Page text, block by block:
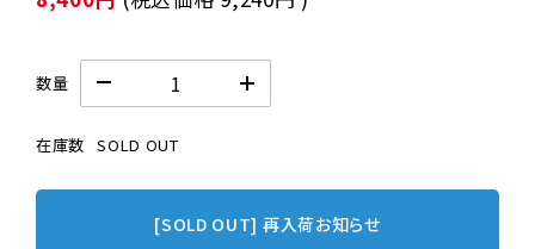
数量
在庫数 SOLD OUT
[SOLD OUT] 再入荷お知らせ